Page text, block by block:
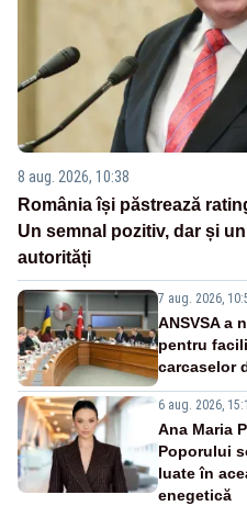
8 aug. 2026, 10:38
România își păstrează
Un semnal pozitiv, dar și
autorități
7 aug. 2026,
ANSVSA a
pentru
carcaselor
6 aug. 2026,
Ana Maria
Poporului
luate în
enegetică